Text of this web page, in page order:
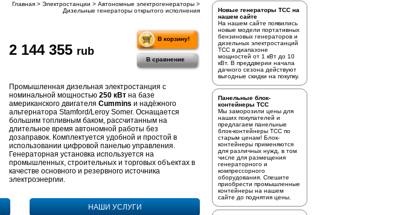
Главная > Электростанции > Автономные электрогенераторы >
Дизельные генераторы открытого исполнения
2 144 355 rub
В корзину!
В сравнение
Промышленная дизельная электростанция с
номинальной мощностью 250 кВт на базе
американского двигателя Cummins и надёжного
альтернатора Stamford/Leroy Somer. Оснащается
большим топливным баком, рассчитанным на
длительное время автономной работы без
дозаправок. Комплектуется удобной и простой в
использовании цифровой панелью управления.
Генераторная установка используется на
промышленных, строительных и торговых объектах в
качестве основного и резервного источника
электроэнергии.
НАШИ УСЛУГИ
Новые генераторы ТСС на
нашем сайте
На нашем сайте появились
новые модели портативных
бензиновых генераторов и
дизельных электростанций
ТСС в диапазоне
мощностей от 1 кВт до 10
кВт. В преддверии начала
дачного сезона действуют
выгодные скидки на покупку.
Панельные блок-
контейнеры ТСС
Мы заморозили цены для
наших покупателей и
предлагаем панельные
блок-контейнеры ТСС по
старым ценам! Блок-
контейнеры применяются
для различных нужд, в том
числе для размещения
генераторного и
компрессорного
оборудования. Спешите
приобрести промышленные
контейнеры на нашем
сайте до поднятия цены.